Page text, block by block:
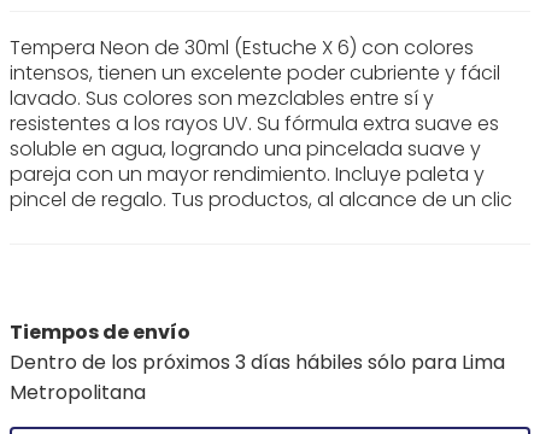
Tempera Neon de 30ml (Estuche X 6) con colores
intensos, tienen un excelente poder cubriente y fácil
lavado. Sus colores son mezclables entre sí y
resistentes a los rayos UV. Su fórmula extra suave es
soluble en agua, logrando una pincelada suave y
pareja con un mayor rendimiento. Incluye paleta y
pincel de regalo. Tus productos, al alcance de un clic
Tiempos de envío
Dentro de los próximos 3 días hábiles sólo para Lima
Metropolitana